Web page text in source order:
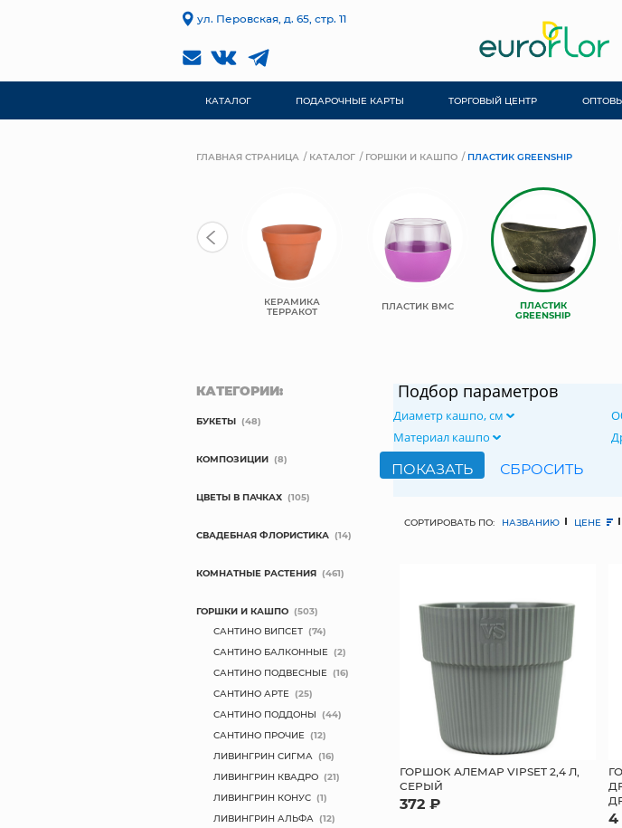
ул. Перовская, д. 65, стр. 11
КАТАЛОГ ПОДАРОЧНЫЕ КАРТЫ ТОРГОВЫЙ ЦЕНТР
ГЛАВНАЯ СТРАНИЦА КАТАЛОГ ГОРШКИ И КАШПО ПЛАСТИК GREENSHIP
КЕРАМИКА
ТЕРРАКОТ ПЛАСТИК BMC ПЛАСТИК
GREENSHIP
Подбор параметров
Диаметр кашпо, см
Материал кашпо
СОРТИРОВАТЬ ПО: НАЗВАНИЮ ЦЕНЕ
ГОРШОК АЛЕМАР VIPSET 2,4 Л,
СЕРЫЙ
372 ₽
4
КАТЕГОРИИ:
БУКЕТЫ (48)
КОМПОЗИЦИИ (8)
ЦВЕТЫ В ПАЧКАХ (105)
СВАДЕБНАЯ ФЛОРИСТИКА (14)
КОМНАТНЫЕ РАСТЕНИЯ (461)
ГОРШКИ И КАШПО (503)
САНТИНО ВИПСЕТ (74)
САНТИНО БАЛКОННЫЕ (2)
САНТИНО ПОДВЕСНЫЕ (16)
САНТИНО АРТЕ (25)
САНТИНО ПОДДОНЫ (44)
САНТИНО ПРОЧИЕ (12)
ЛИВИНГРИН СИГМА (16)
ЛИВИНГРИН КВАДРО (21)
ЛИВИНГРИН КОНУС (1)
ЛИВИНГРИН АЛЬФА (12)